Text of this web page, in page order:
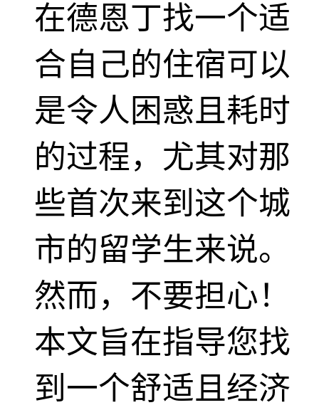
在德恩丁找一个适
合自己的住宿可以
是令人困惑且耗时
的过程，尤其对那
些首次来到这个城
市的留学生来说。
然而，不要担心！
本文旨在指导您找
到一个舒适且经济